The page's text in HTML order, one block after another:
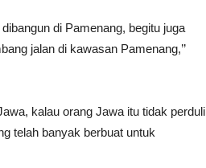
di Pamenang, begitu juga
jalan di kawasan Pamenang,’’
kalau orang Jawa itu tidak perduli
telah banyak berbuat untuk